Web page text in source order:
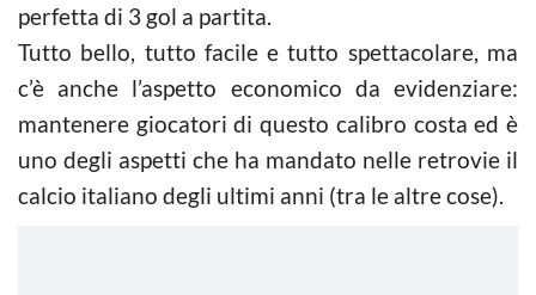
perfetta di 3 gol a partita.
Tutto bello, tutto facile e tutto spettacolare, ma
c’è anche l’aspetto economico da evidenziare:
mantenere giocatori di questo calibro costa ed è
uno degli aspetti che ha mandato nelle retrovie il
calcio italiano degli ultimi anni (tra le altre cose).